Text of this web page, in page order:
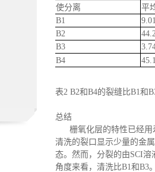
使分离
平
B1
B2
B3
B4
表2 B2和B4的裂缝比B1 和
总结
栅氧化层的特性已经
清洗的裂口显示少量的金
态。然而，分裂的由SCI
角度来看，清洗比B1和B3